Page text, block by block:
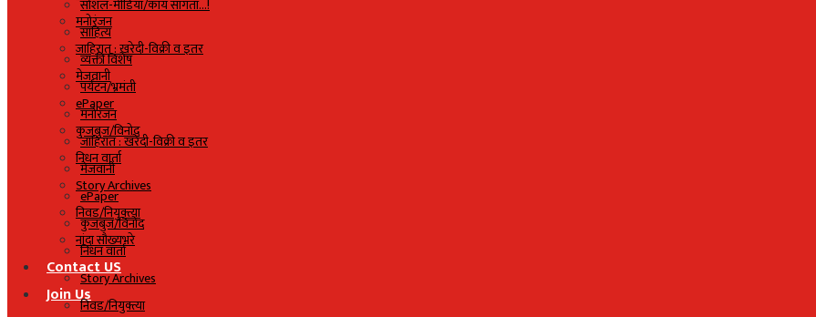
मनोरंजन
जाहिरात : खरेदी-विक्री व इतर
मेजवानी
ePaper
कुजबुज/विनोद
निधन वार्ता
Story Archives
निवड/नियुक्त्या
नांदा सौख्यभरे
Contact US
Join Us
सोशल-मीडिया/काय सांगता…!
साहित्य
व्यक्ती विशेष
पर्यटन/भ्रमंती
मनोरंजन
जाहिरात : खरेदी-विक्री व इतर
मेजवानी
ePaper
कुजबुज/विनोद
निधन वार्ता
Story Archives
निवड/नियुक्त्या